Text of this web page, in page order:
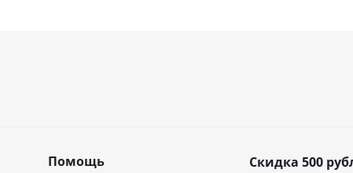
Помощь
Скидка 500